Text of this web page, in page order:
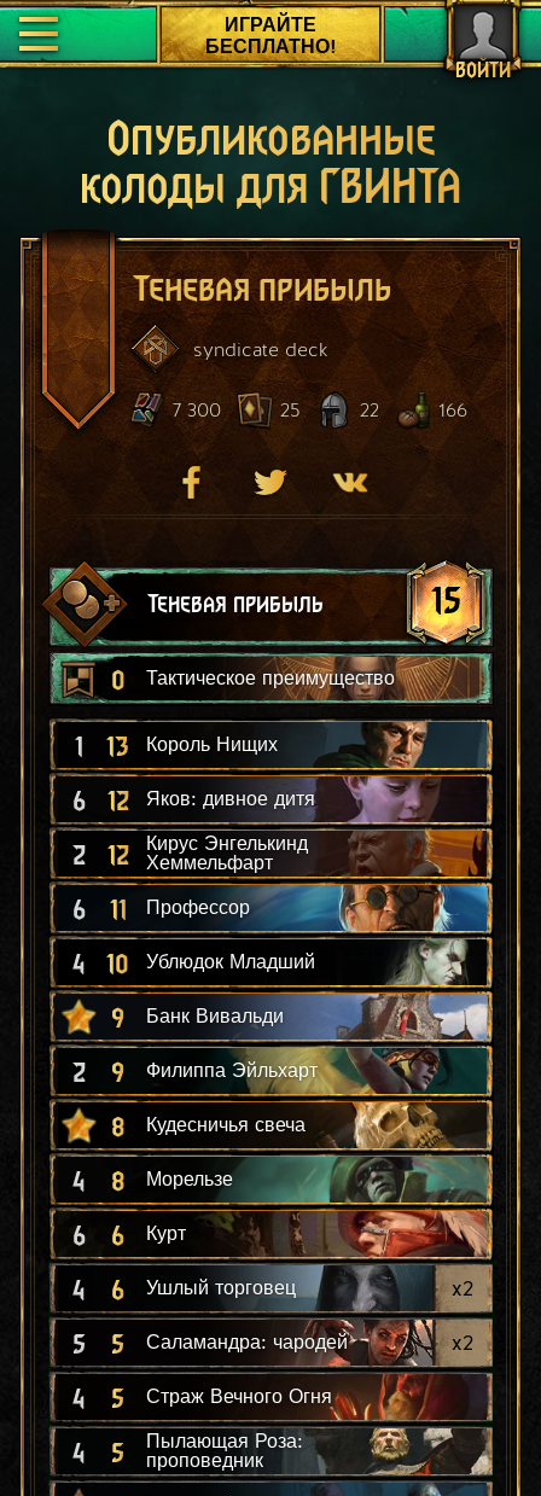
ВОЙТИ
ИГРАЙТЕ
БЕСПЛАТНО!
Опубликованные
колоды для ГВИНТА
Теневая прибыль
syndicate deck
7 300 25 22 166
Теневая прибыль 15
0 Тактическое преимущество
1 13 Король Нищих
6 12 Яков: дивное дитя
2 12
Кирус Энгелькинд
Хеммельфарт
6 11 Профессор
4 10 Ублюдок Младший
9 Банк Вивальди
2 9 Филиппа Эйльхарт
8 Кудесничья свеча
4 8 Морельзе
6 6 Курт
4 6 Ушлый торговец x2
5 5 Саламандра: чародей x2
4 5 Страж Вечного Огня
4 5
Пылающая Роза:
проповедник